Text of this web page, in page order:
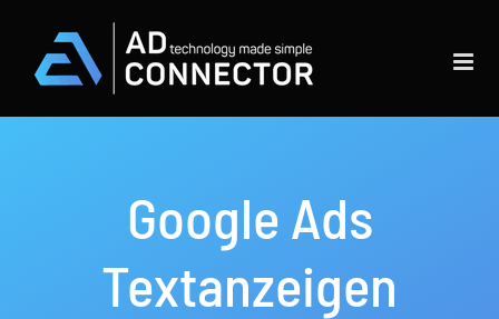
content
Google Ads
Textanzeigen